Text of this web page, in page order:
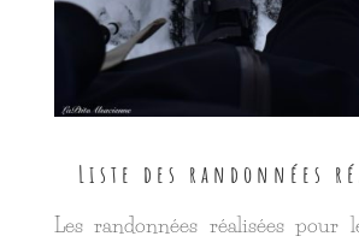
Liste des randonnées
Les randonnées réalisées pour